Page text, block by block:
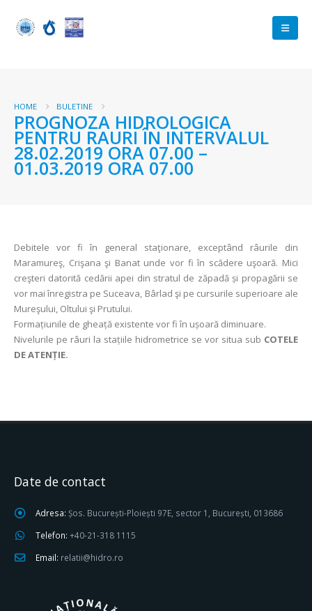
HOME BULETINE
PROGNOZA HIDROLOGICA
PENTRU RAURI ÎN INTERVALUL
28.02.2019 ORA 07.00 –
01.03.2019 ORA 07.00
Debitele vor fi în general staţionare, exceptând râurile din
Maramureş, Crişana şi Banat unde vor fi în scădere uşoară. Mici
creşteri datorită cedării apei din stratul de zăpadă și propagării se
vor mai înregistra pe Suceava, Bârlad şi pe cursurile superioare ale
Mureşului, Oltului şi Prutului.
Formațiunile de gheață existente vor fi în ușoară diminuare.
Nivelurile pe râuri la stațiile hidrometrice se vor situa sub COTELE
DE ATENȚIE.
Date de contact
Adresa: Șos. București-Ploiești 97E, sector 1, București, 013686
Telefon: +40-21-318 1115
Email: relatii@hidro.ro